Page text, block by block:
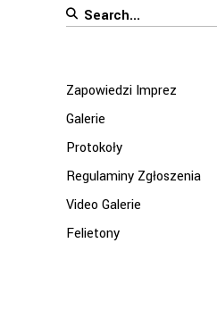
Search
Zapowiedzi Imprez
Galerie
Protokoły
Regulaminy Zgłoszenia
Video Galerie
Felietony